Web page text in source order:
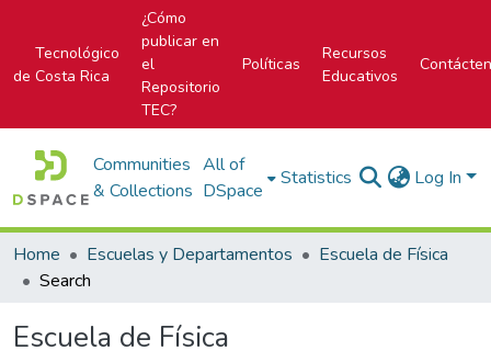
Tecnológico
de Costa Rica
¿Cómo
publicar en
el
Repositorio
TEC?
Políticas
Recursos
Educativos
Communities
& Collections
All of
DSpace
Statistics Log In
Home Escuelas y Departamentos
Escuela de Física
Search
Escuela de Física